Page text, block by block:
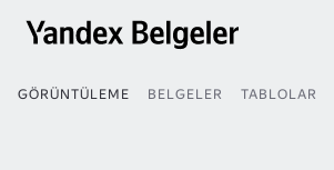
GÖRÜNTÜLEME BELGELER TABLOLAR